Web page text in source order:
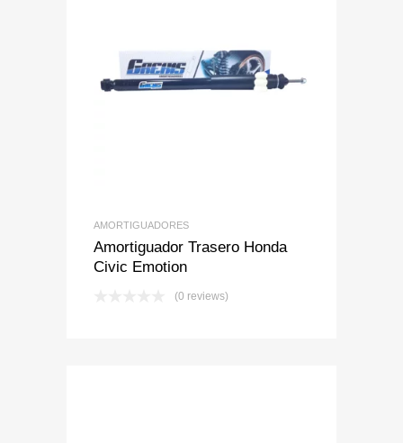
Add to Wishlist
Add to Compare
AMORTIGUADORES
Amortiguador Trasero Honda
Civic Emotion
(0 reviews)